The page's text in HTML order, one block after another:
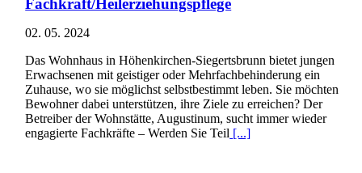
Fachkraft/Heilerziehungspflege
02. 05. 2024
Das Wohnhaus in Höhenkirchen-Siegertsbrunn bietet jungen
Erwachsenen mit geistiger oder Mehrfachbehinderung ein
Zuhause, wo sie möglichst selbstbestimmt leben. Sie möchten
Bewohner dabei unterstützen, ihre Ziele zu erreichen? Der
Betreiber der Wohnstätte, Augustinum, sucht immer wieder
engagierte Fachkräfte – Werden Sie Teil [...]